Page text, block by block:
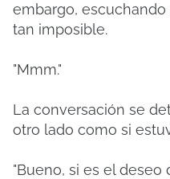
embargo, escuchando
tan imposible.
"Mmm."
La conversación se
otro lado como si
"Bueno, si es el